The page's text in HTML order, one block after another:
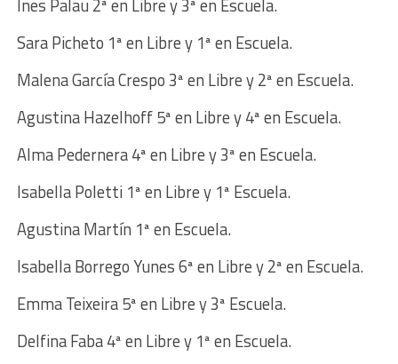
Ines Palau 2ª en Libre y 3ª en Escuela.
Sara Picheto 1ª en Libre y 1ª en Escuela.
Malena García Crespo 3ª en Libre y 2ª en Escuela.
Agustina Hazelhoff 5ª en Libre y 4ª en Escuela.
Alma Pedernera 4ª en Libre y 3ª en Escuela.
Isabella Poletti 1ª en Libre y 1ª Escuela.
Agustina Martín 1ª en Escuela.
Isabella Borrego Yunes 6ª en Libre y 2ª en Escuela.
Emma Teixeira 5ª en Libre y 3ª Escuela.
Delfina Faba 4ª en Libre y 1ª en Escuela.